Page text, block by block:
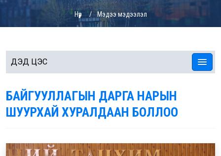
Нүүр Мэдээ мэдээлэл
ДЭД ЦЭС
БАЙГУУЛЛАГЫН ДАРГА НАРЫН
ШУУРХАЙ ХУРАЛДААН БОЛЛОО